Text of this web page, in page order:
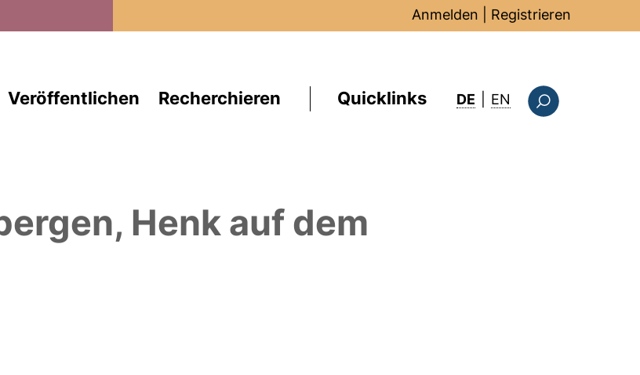
Anmelden Registrieren
Veröffentlichen Recherchieren Quicklinks DE EN : this page in
Henk auf dem